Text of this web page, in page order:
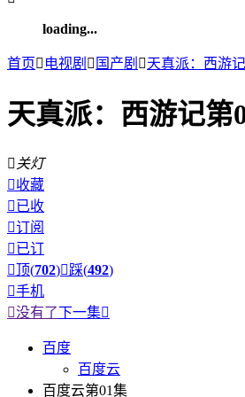
loading...
首页 电视剧  国产剧 天真派：西游记
天真派：西游记第
 关灯
收藏
已收
订阅
已订
顶(702)踩(492)
手机
没有了下一集
百度
百度云
百度云第01集